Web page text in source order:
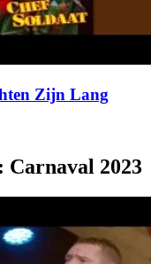
Zijn Lang
Carnaval 2023